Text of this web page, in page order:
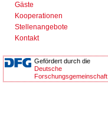
Gäste
Kooperationen
Stellenangebote
Kontakt
Gefördert durch die
Deutsche
Forschungsgemeinschaft